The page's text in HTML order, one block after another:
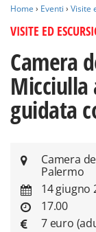
Home › Eventi › Visite
VISITE ED
Camera
Micciulla
guidata
Camera
Palermo
14 giugno
17.00
7 euro